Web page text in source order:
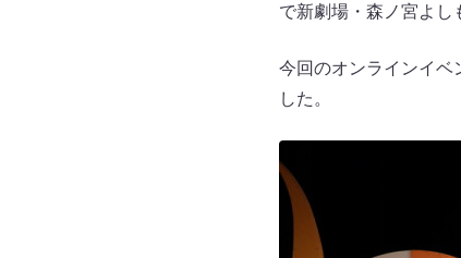
で新劇場・森ノ宮よし
今回のオンラインイベ
した。